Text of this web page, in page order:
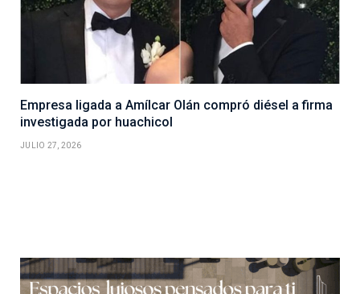
Empresa ligada a Amílcar Olán compró diésel a firma
investigada por huachicol
JULIO 27, 2026